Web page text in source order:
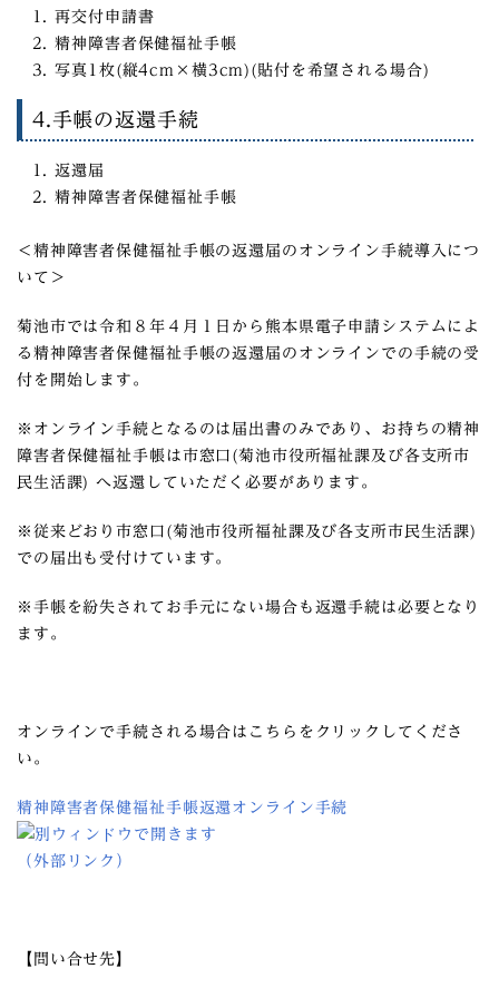
再交付申請書
精神障害者保健福祉手帳
写真1枚(縦4cm×横3cm)(貼付を希望される場合)
4.手帳の返還手続
返還届
精神障害者保健福祉手帳
＜精神障害者保健福祉手帳の返還届のオンライン手続導入につ
いて＞
菊池市では令和８年４月１日から熊本県電子申請システムによ
る精神障害者保健福祉手帳の返還届のオンラインでの手続の受
付を開始します。
※オンライン手続となるのは届出書のみであり、お持ちの精神
障害者保健福祉手帳は市窓口(菊池市役所福祉課及び各支所市
民生活課) へ返還していただく必要があります。
※従来どおり市窓口(菊池市役所福祉課及び各支所市民生活課)
での届出も受付けています。
※手帳を紛失されてお手元にない場合も返還手続は必要となり
ます。
オンラインで手続される場合はこちらをクリックしてくださ
い。
精神障害者保健福祉手帳返還オンライン手続
（外部リンク）
【問い合せ先】